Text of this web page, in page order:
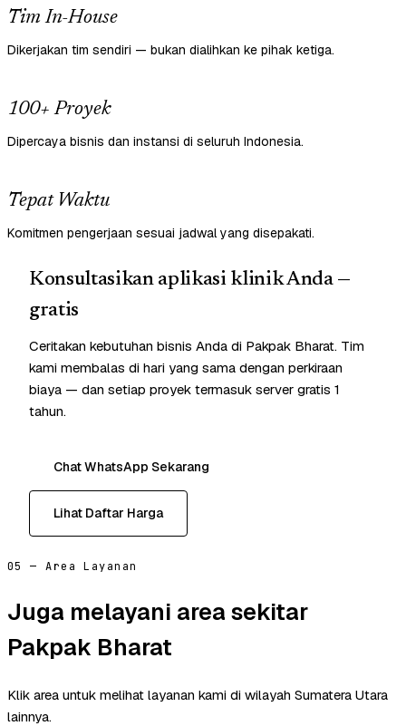
Tim In-House
Dikerjakan tim sendiri — bukan dialihkan ke pihak ketiga.
100+ Proyek
Dipercaya bisnis dan instansi di seluruh Indonesia.
Tepat Waktu
Komitmen pengerjaan sesuai jadwal yang disepakati.
Konsultasikan aplikasi klinik Anda —
gratis
Ceritakan kebutuhan bisnis Anda di Pakpak Bharat. Tim
kami membalas di hari yang sama dengan perkiraan
biaya — dan setiap proyek termasuk server gratis 1
tahun.
Chat WhatsApp Sekarang
Lihat Daftar Harga
05 — Area Layanan
Juga melayani area sekitar
Pakpak Bharat
Klik area untuk melihat layanan kami di wilayah Sumatera Utara
lainnya.